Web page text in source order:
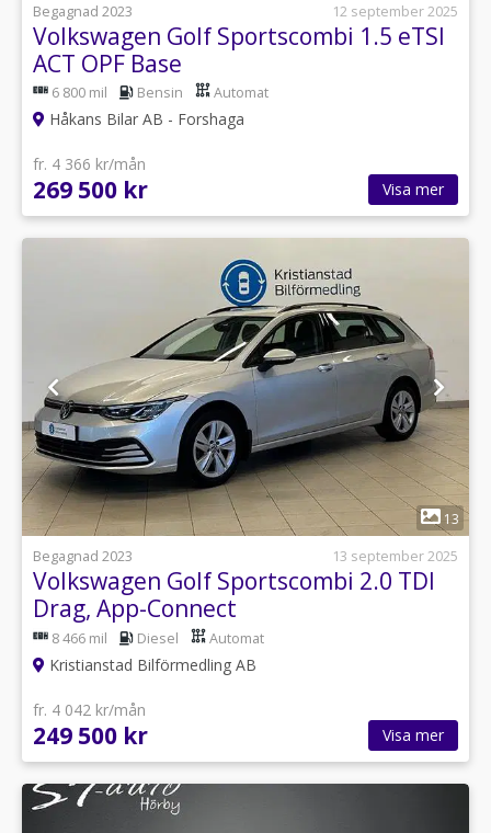
Begagnad 2023
12 september 2025
Volkswagen Golf Sportscombi 1.5 eTSI
ACT OPF Base
6 800 mil Bensin Automat
Håkans Bilar AB - Forshaga
fr. 4 366 kr/mån
269 500 kr Visa mer
1
13
Begagnad 2023
13 september 2025
Volkswagen Golf Sportscombi 2.0 TDI
Drag, App-Connect
8 466 mil Diesel Automat
Kristianstad Bilförmedling AB
fr. 4 042 kr/mån
249 500 kr Visa mer